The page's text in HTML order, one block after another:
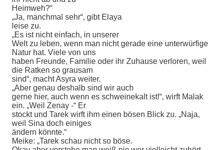
Heimweh?“
„Ja, manchmal sehr“, gibt Elaya
leise zu.
„Es ist nicht einfach, in unserer
Welt zu leben, wenn man nicht gerade eine unterwürfige
Natur hat. Viele von uns
haben Freunde, Familie oder ihr Zuhause verloren, weil
die Ratken so grausam
sind“, macht Asyra weiter.
„Aber genau deshalb sind wir auch
gerne hier, auch wenn es schweinekalt ist!“, wirft Malak
ein. „Weil Zenay -“ Er
stockt und Tarek wirft ihm einen bösen Blick zu. „Naja,
weil Sina doch einiges
ändern könnte.“
Meike: „Tarek schau nicht so böse.